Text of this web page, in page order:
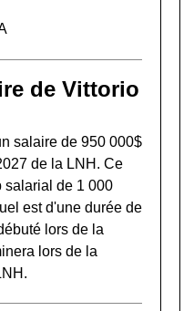
de Vittorio
salaire de 950 000$
de la LNH. Ce
salarial de 1 000
est d'une durée de
lors de la
lors de la